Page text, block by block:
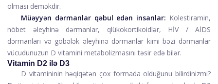
olması deməkdir.
Müəyyən dərmanlar qəbul edən insanlar: Kolestiramin,
nöbet əleyhinə dərmanlar, qlükokortikoidlər, HİV / AİDS
dərmanları və göbələk əleyhinə dərmanlar kimi bəzi dərmanlar
vücudunuzun D vitamini metabolizmasını təsir edə bilər.
Vitamin D2 ilə D3
D vitamininin həqiqətən çox formada olduğunu bilirdinizmi?